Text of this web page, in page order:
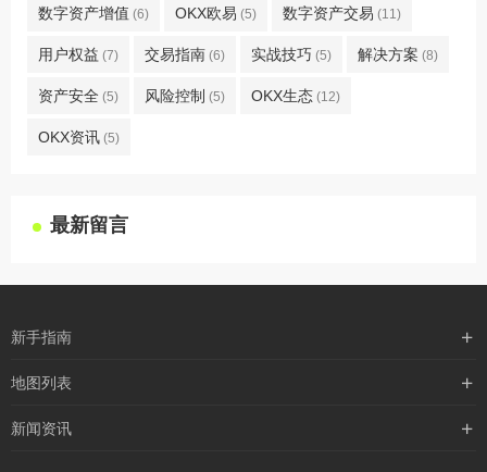
数字资产增值 (6) OKX欧易 (5) 数字资产交易 (11)
用户权益 (7) 交易指南 (6) 实战技巧 (5) 解决方案 (8)
资产安全 (5) 风险控制 (5) OKX生态 (12)
OKX资讯 (5)
最新留言
新手指南
购买流程
地图列表
最新文章
新闻资讯